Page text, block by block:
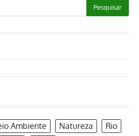
Ambiente Natureza
Rio